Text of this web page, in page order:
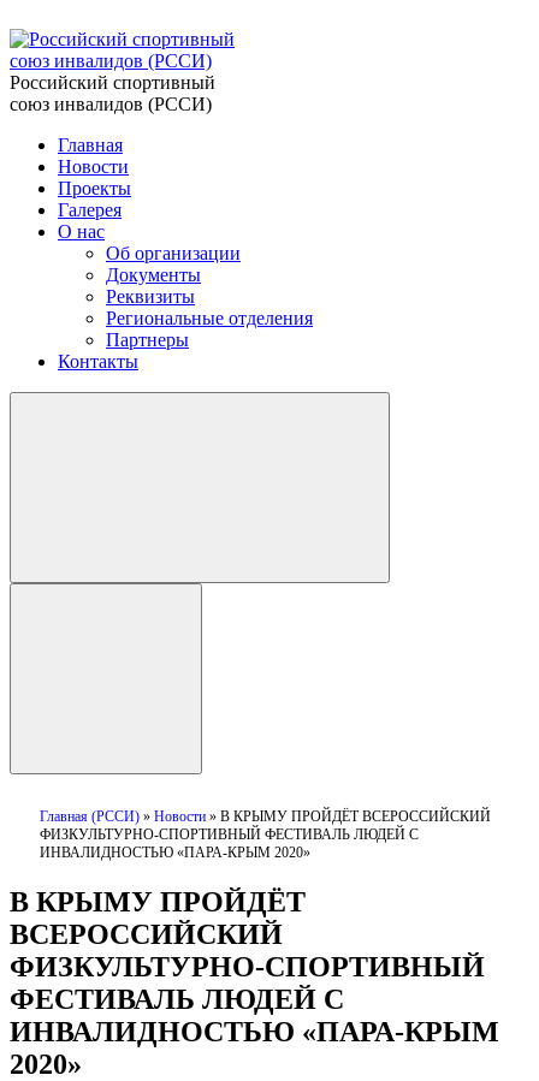
Российский спортивный
союз инвалидов (РССИ)
Главная
Новости
Проекты
Галерея
О нас
Об организации
Документы
Реквизиты
Региональные отделения
Партнеры
Контакты
Главная (РССИ) » Новости » В КРЫМУ ПРОЙДЁТ ВСЕРОССИЙСКИЙ
ФИЗКУЛЬТУРНО-СПОРТИВНЫЙ ФЕСТИВАЛЬ ЛЮДЕЙ С
ИНВАЛИДНОСТЬЮ «ПАРА-КРЫМ 2020»
В КРЫМУ ПРОЙДЁТ
ВСЕРОССИЙСКИЙ
ФИЗКУЛЬТУРНО-СПОРТИВНЫЙ
ФЕСТИВАЛЬ ЛЮДЕЙ С
ИНВАЛИДНОСТЬЮ «ПАРА-КРЫМ
2020»